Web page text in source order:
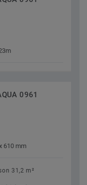
0961
610 mm
31,2 m²